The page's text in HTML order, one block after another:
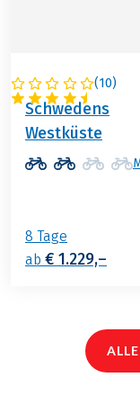
(10)
SCHWEDEN
Schwedens
Westküste
8 Tage
ab € 1.229,–